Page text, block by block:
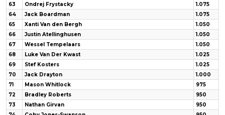
63
Ondrej Frystacky
1.075
64
Jack Boardman
1.075
65
Xanti Van den Bergh
1.050
66
Justin Atellinghusen
1.050
67
Wessel Tempelaars
1.050
68
Luke Van Der Kwast
1.025
69
Stef Kosters
1.025
70
Jack Drayton
1.000
71
Mason Whitlock
975
72
Bradley Roberts
950
73
Nathan Girvan
950